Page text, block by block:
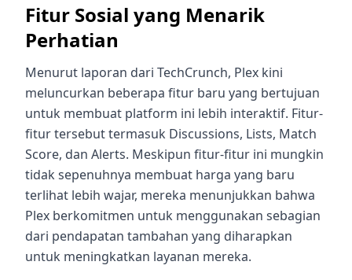
Fitur Sosial yang Menarik
Perhatian
Menurut laporan dari TechCrunch, Plex kini
meluncurkan beberapa fitur baru yang bertujuan
untuk membuat platform ini lebih interaktif. Fitur-
fitur tersebut termasuk Discussions, Lists, Match
Score, dan Alerts. Meskipun fitur-fitur ini mungkin
tidak sepenuhnya membuat harga yang baru
terlihat lebih wajar, mereka menunjukkan bahwa
Plex berkomitmen untuk menggunakan sebagian
dari pendapatan tambahan yang diharapkan
untuk meningkatkan layanan mereka.